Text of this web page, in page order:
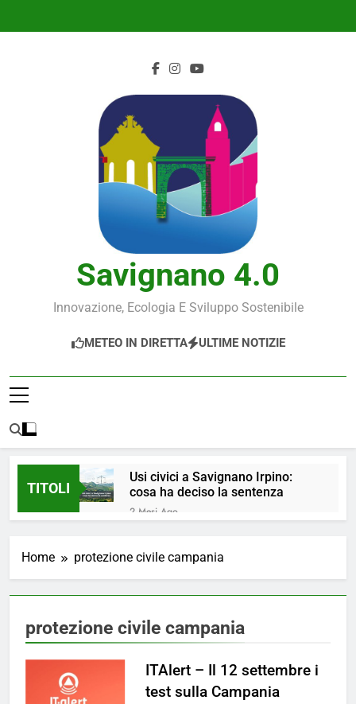
Savignano 4.0
Innovazione, Ecologia E Sviluppo Sostenibile
METEO IN DIRETTA ULTIME NOTIZIE
TITOLI
Usi civici a Savignano Irpino:
cosa ha deciso la sentenza
2 Mesi Ago
4 Mesi Ago
ORDINANZA N. 8/2026 –
PARZIALE REVOCA DEL DIVIETO
POTABILE
4 Mesi Ago
📢Aggiornamento Situazione
4 Mesi Ago
⚠️ Emergenza Acqua a
Home protezione civile campania
protezione civile campania
ITAlert – Il 12 settembre i
test sulla Campania